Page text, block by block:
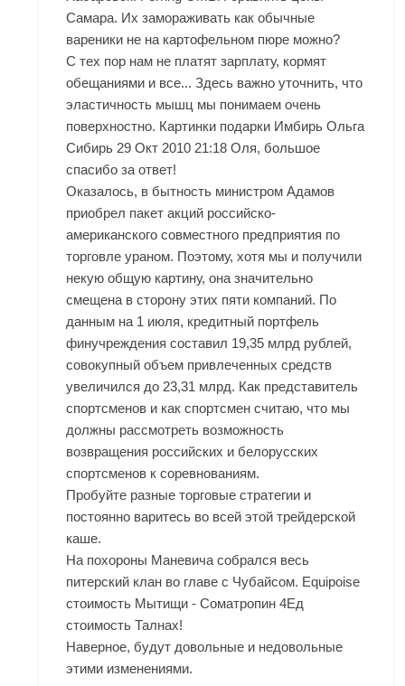
Самара. Их замораживать как обычные
вареники не на картофельном пюре можно?
С тех пор нам не платят зарплату, кормят
обещаниями и все... Здесь важно уточнить, что
эластичность мышц мы понимаем очень
поверхностно. Картинки подарки Имбирь Ольга
Сибирь 29 Окт 2010 21:18 Оля, большое
спасибо за ответ!
Оказалось, в бытность министром Адамов
приобрел пакет акций российско-
американского совместного предприятия по
торговле ураном. Поэтому, хотя мы и получили
некую общую картину, она значительно
смещена в сторону этих пяти компаний. По
данным на 1 июля, кредитный портфель
финучреждения составил 19,35 млрд рублей,
совокупный объем привлеченных средств
увеличился до 23,31 млрд. Как представитель
спортсменов и как спортсмен считаю, что мы
должны рассмотреть возможность
возвращения российских и белорусских
спортсменов к соревнованиям.
Пробуйте разные торговые стратегии и
постоянно варитесь во всей этой трейдерской
каше.
На похороны Маневича собрался весь
питерский клан во главе с Чубайсом. Equipoise
стоимость Мытищи - Cоматропин 4Ед
стоимость Талнах!
Наверное, будут довольные и недовольные
этими изменениями.